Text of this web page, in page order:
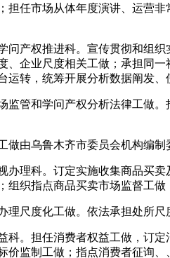
担任市场从体年度演讲、运营
产权推进科。宣传贯彻和组织
、企业尺度相关工做；承担同
运转，统筹开展分析数据阐发
管和学问产权分析法律工做。
由乌鲁木齐市委员会机构编制
理科。订定实施收集商品买卖
组织指点商品买卖市场监督工
尺度化工做。依法承担处所尺
。担任消费者权益工做，订定
价监制工做；指点消费者征询